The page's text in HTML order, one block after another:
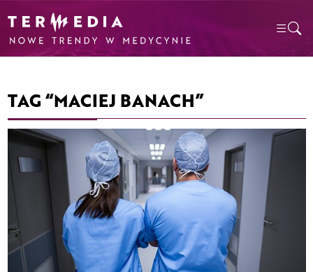
TAG “MACIEJ BANACH”